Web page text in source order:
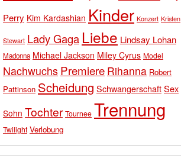
Perry Kim Kardashian Kinder Konzert Kristen
Stewart Lady Gaga Liebe Lindsay Lohan
Madonna Michael Jackson Miley Cyrus Model
Nachwuchs Premiere Rihanna Robert
Pattinson Scheidung SchwangerschaftSex
Sohn Tochter Tournee Trennung
Twilight Verlobung